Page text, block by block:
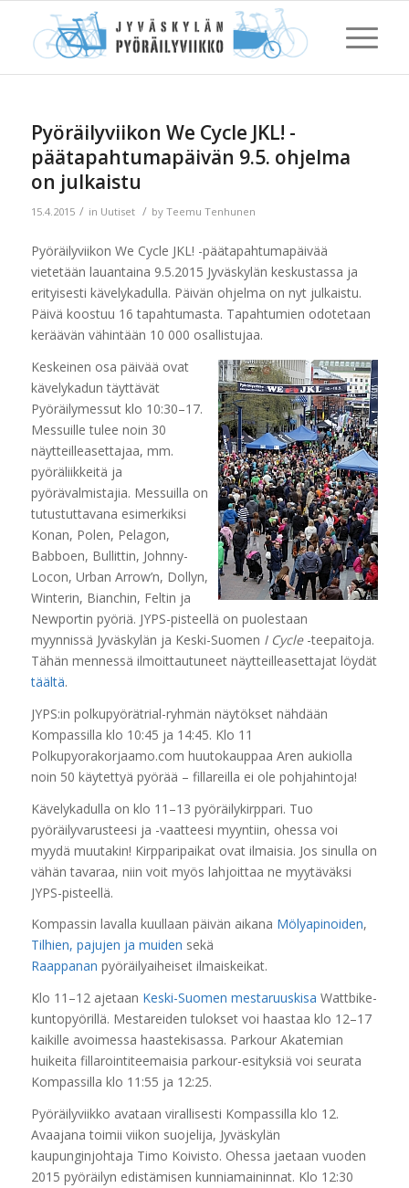
Pyöräilyviikon We Cycle JKL! -
päätapahtumapäivän 9.5. ohjelma
on julkaistu
15.4.2015 / in Uutiset / by Teemu Tenhunen
Pyöräilyviikon We Cycle JKL! -päätapahtumapäivää
vietetään lauantaina 9.5.2015 Jyväskylän keskustassa ja
erityisesti kävelykadulla. Päivän ohjelma on nyt julkaistu.
Päivä koostuu 16 tapahtumasta. Tapahtumien odotetaan
keräävän vähintään 10 000 osallistujaa.
Keskeinen osa päivää ovat
kävelykadun täyttävät
Pyöräilymessut klo 10:30–17.
Messuille tulee noin 30
näytteilleasettajaa, mm.
pyöräliikkeitä ja
pyörävalmistajia. Messuilla on
tutustuttavana esimerkiksi
Konan, Polen, Pelagon,
Babboen, Bullittin, Johnny-
Locon, Urban Arrow’n, Dollyn,
Winterin, Bianchin, Feltin ja
Newportin pyöriä. JYPS-pisteellä on puolestaan
myynnissä Jyväskylän ja Keski-Suomen I Cycle-teepaitoja.
Tähän mennessä ilmoittautuneet näytteilleasettajat löydät
täältä.
JYPS:in polkupyörätrial-ryhmän näytökset nähdään
Kompassilla klo 10:45 ja 14:45. Klo 11
Polkupyorakorjaamo.com huutokauppaa Aren aukiolla
noin 50 käytettyä pyörää – fillareilla ei ole pohjahintoja!
Kävelykadulla on klo 11–13 pyöräilykirppari. Tuo
pyöräilyvarusteesi ja -vaatteesi myyntiin, ohessa voi
myydä muutakin! Kirpparipaikat ovat ilmaisia. Jos sinulla on
vähän tavaraa, niin voit myös lahjoittaa ne myytäväksi
JYPS-pisteellä.
Kompassin lavalla kuullaan päivän aikana Mölyapinoiden,
Tilhien, pajujen ja muiden sekä
Raappanan pyöräilyaiheiset ilmaiskeikat.
Klo 11–12 ajetaan Keski-Suomen mestaruuskisa Wattbike-
kuntopyörillä. Mestareiden tulokset voi haastaa klo 12–17
kaikille avoimessa haastekisassa. Parkour Akatemian
huikeita fillarointiteemaisia parkour-esityksiä voi seurata
Kompassilla klo 11:55 ja 12:25.
Pyöräilyviikko avataan virallisesti Kompassilla klo 12.
Avaajana toimii viikon suojelija, Jyväskylän
kaupunginjohtaja Timo Koivisto. Ohessa jaetaan vuoden
2015 pyöräilyn edistämisen kunniamaininnat. Klo 12:30